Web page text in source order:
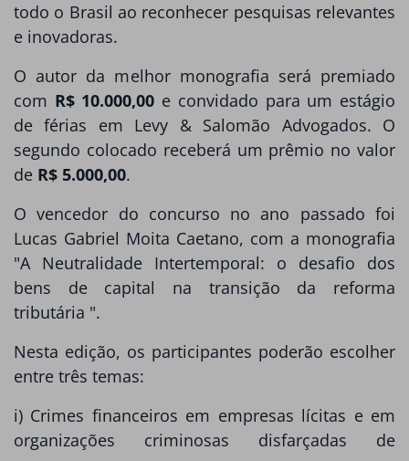
todo o Brasil ao reconhecer pesquisas relevantes
e inovadoras.
O autor da melhor monografia será premiado
com R$ 10.000,00 e convidado para um estágio
de férias em Levy & Salomão Advogados. O
segundo colocado receberá um prêmio no valor
de R$ 5.000,00.
O vencedor do concurso no ano passado foi
Lucas Gabriel Moita Caetano, com a monografia
"A Neutralidade Intertemporal: o desafio dos
bens de capital na transição da reforma
tributária ".
Nesta edição, os participantes poderão escolher
entre três temas:
i) Crimes financeiros em empresas lícitas e em
organizações criminosas disfarçadas de